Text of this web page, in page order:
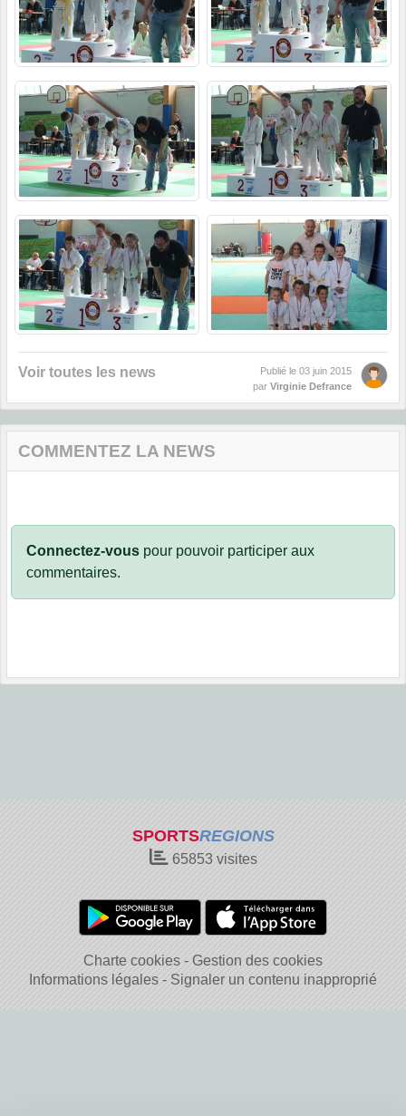
Voir toutes les news Publié le 03 juin 2015
par Virginie Defrance
COMMENTEZ LA NEWS
Connectez-vous pour pouvoir participer aux
commentaires.
SPORTSREGIONS
65853visites
Charte cookies
Gestion des cookies
Informations légales
Signaler un contenu inapproprié